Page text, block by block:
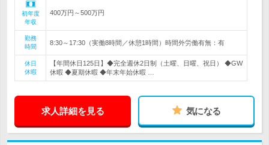
初年度
年収
400万円～500万円
勤務
時間
8:30～17:30（実働8時間／休憩1時間）時間外労働有無：有
休日
休暇
【年間休日125日】◆完全週休2日制（土曜、日曜、祝日） ◆GW
休暇 ◆夏期休暇 ◆年末年始休暇 …
求人詳細を見る 気になる